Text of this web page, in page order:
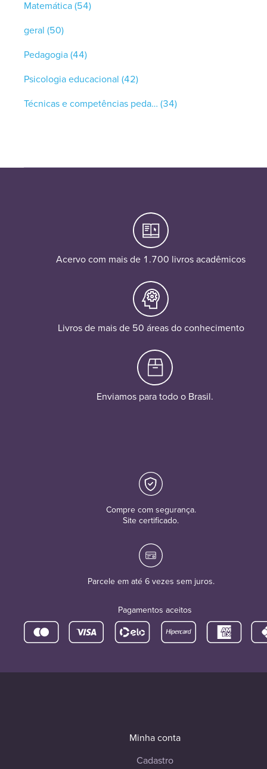
Matemática(54)
geral (50)
Pedagogia(44)
Psicologia educacional (42)
Técnicas e competências pedagógicas (34)
Acervo com mais de 1.700 livros acadêmicos
Livros de mais de 50 áreas do conhecimento
Enviamos para todo o Brasil.
Compre com segurança.
Site certificado.
Parcele em até 6 vezes sem juros.
Pagamentos aceitos
Minha conta
Cadastro